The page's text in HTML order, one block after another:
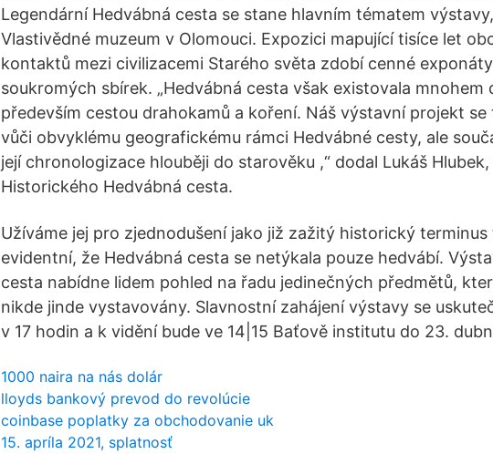
Legendární Hedvábná cesta se stane hlavním tématem
Vlastivědné muzeum v Olomouci. Expozici mapující tisíce let
kontaktů mezi civilizacemi Starého světa zdobí cenné
soukromých sbírek. „Hedvábná cesta však existovala mnohem
především cestou drahokamů a koření. Náš výstavní projekt se
vůči obvyklému geografickému rámci Hedvábné cesty, ale
její chronologizace hlouběji do starověku ,“ dodal Lukáš
Historického Hedvábná cesta.
Užíváme jej pro zjednodušení jako již zažitý historický
evidentní, že Hedvábná cesta se netýkala pouze hedvábí.
cesta nabídne lidem pohled na řadu jedinečných předmětů,
nikde jinde vystavovány. Slavnostní zahájení výstavy se
v 17 hodin a k vidění bude ve 14|15 Baťově institutu do 23.
1000 naira na nás dolár
lloyds bankový prevod do revolúcie
coinbase poplatky za obchodovanie uk
15. apríla 2021, splatnosť